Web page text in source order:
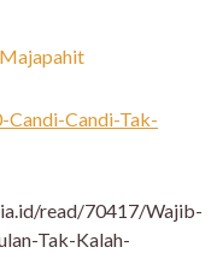
Candi-Tak-
read/70417/Wajib-
Tak-Kalah-